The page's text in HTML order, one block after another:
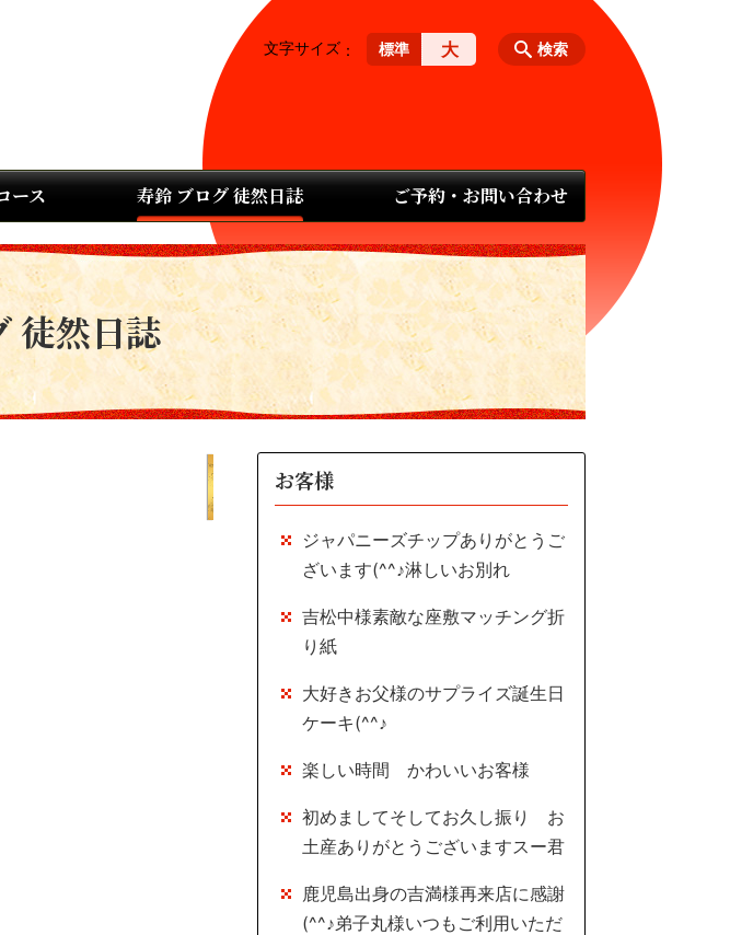
ース 寿鈴 ブログ 徒然日誌 ご予約・お問い合わせ
検索
文字サイズ 標準 大
徒然日誌
お客様
ジャパニーズチップありがとうご
ざいます(^^♪淋しいお別れ
吉松中様素敵な座敷マッチング折
り紙
大好きお父様のサプライズ誕生日
ケーキ(^^♪
楽しい時間 かわいいお客様
初めましてそしてお久し振り お
土産ありがとうございますスー君
鹿児島出身の吉満様再来店に感謝
(^^♪弟子丸様いつもご利用いただ